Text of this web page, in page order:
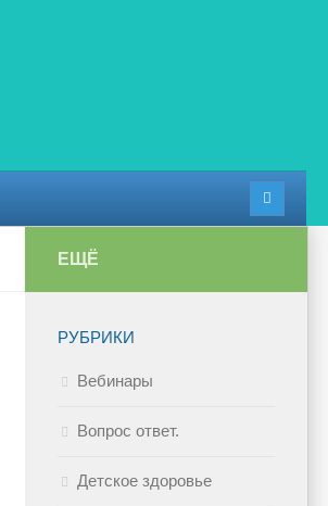
ЕЩЁ
РУБРИКИ
Вебинары
Вопрос ответ.
Детское здоровье